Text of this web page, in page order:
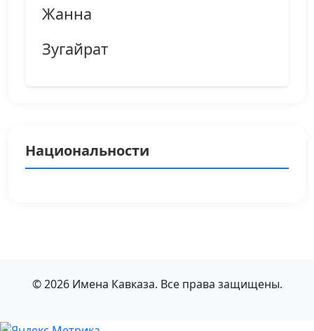
Жанна
Зугайрат
Национальности
© 2026 Имена Кавказа. Все права защищены.